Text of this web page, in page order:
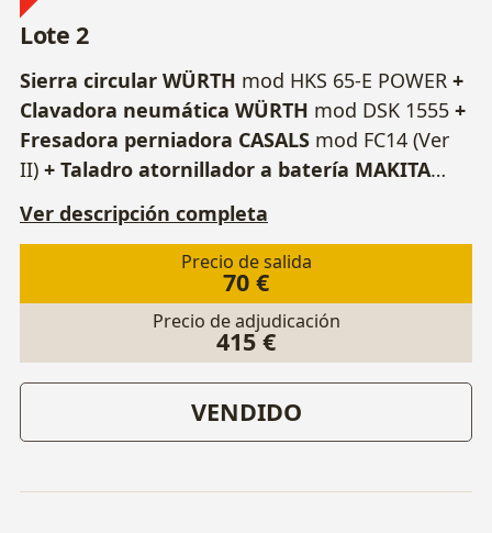
Lote 2
Sierra circular WÜRTH mod HKS 65-E POWER +
Clavadora neumática WÜRTH mod DSK 1555 +
Fresadora perniadora CASALS mod FC14 (Ver
II) + Taladro atornillador a batería MAKITA
Cargador de baterías.+ Sierra caladora +
Lijadora orbital MAKITAmod BO3711
Multiherramienta DEXTER
Ver descripción completa
Precio de salida
70 €
Precio de adjudicación
415 €
VENDIDO